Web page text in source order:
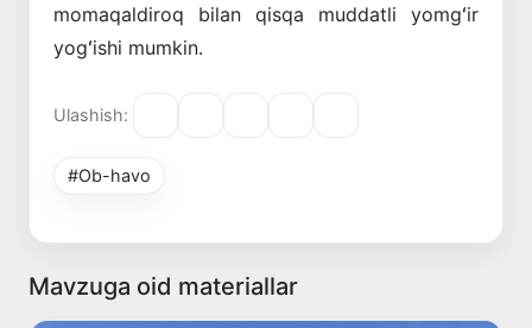
momaqaldiroq bilan qisqa muddatli yomgʻir
yogʻishi mumkin.
Ulashish:
#Ob-havo
Mavzuga oid materiallar